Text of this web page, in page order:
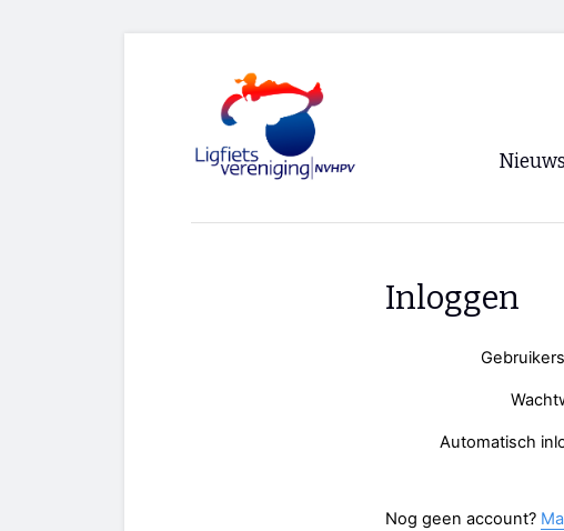
Nieuws
Inloggen
Automatisch
Nog geen account?